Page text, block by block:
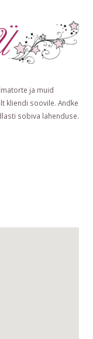
ja muid
kliendi soovile. Andke
sobiva lahenduse.